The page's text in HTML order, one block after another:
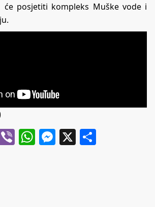
posjetiti kompleks Muške vode i
ViberWhatsApp
Messenger
X